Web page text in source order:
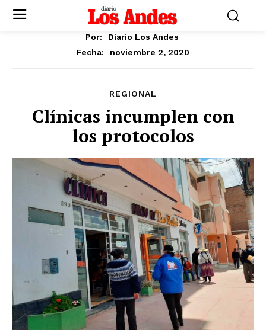
Por:
Diario Los Andes
Fecha:
noviembre 2, 2020
REGIONAL
Clínicas incumplen con
los protocolos